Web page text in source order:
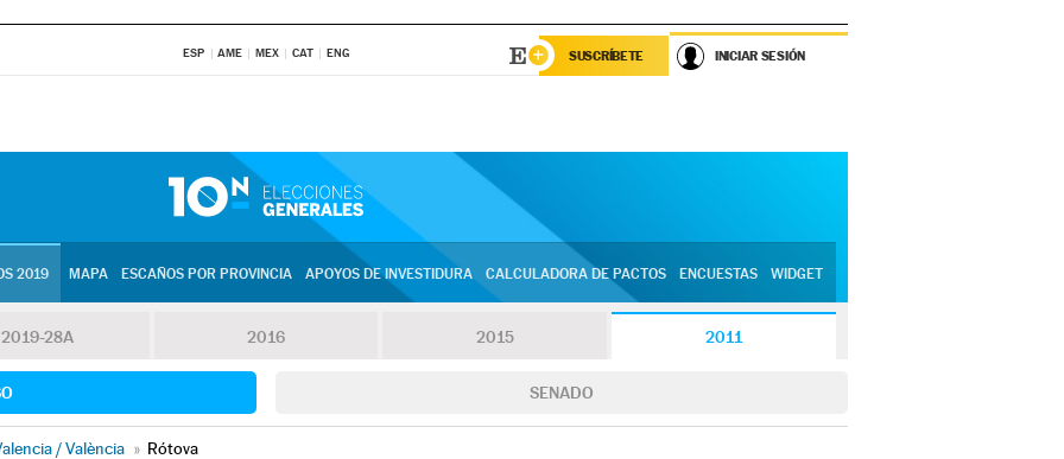
ESP AME MEX CAT ENG SUSCRÍBETE INICIAR SESIÓN
2019 MAPA ESCAÑOS POR PROVINCIA APOYOS DE INVESTIDURA CALCULADORA DE PACTOS ENCUESTAS WIDGET
2019-28A 2016 2015 2011
SENADO
/ València » Rótova